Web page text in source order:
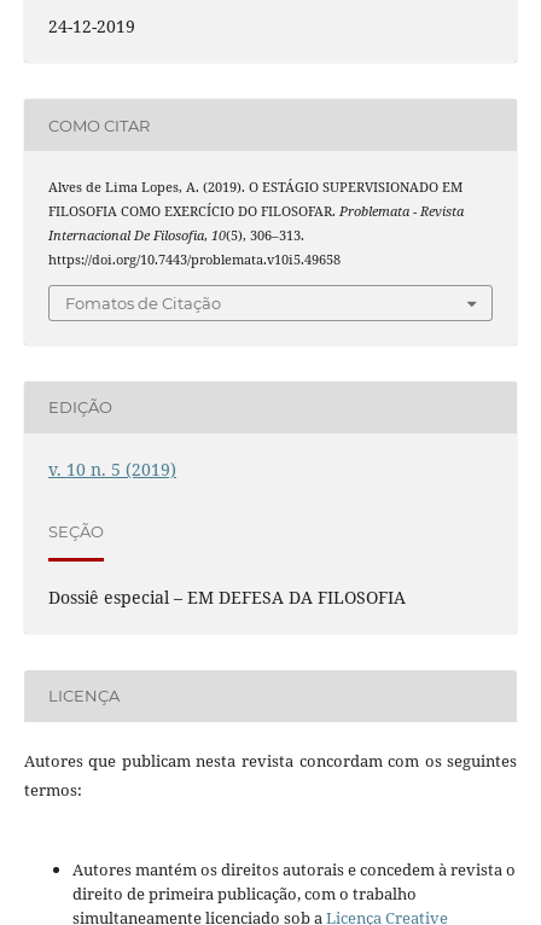
24-12-2019
COMO CITAR
Alves de Lima Lopes, A. (2019). O ESTÁGIO SUPERVISIONADO EM
FILOSOFIA COMO EXERCÍCIO DO FILOSOFAR. Problemata - Revista
Internacional De Filosofia, 10(5), 306–313.
https://doi.org/10.7443/problemata.v10i5.49658
Fomatos de Citação
EDIÇÃO
v. 10 n. 5 (2019)
SEÇÃO
Dossiê especial – EM DEFESA DA FILOSOFIA
LICENÇA
Autores que publicam nesta revista concordam com os seguintes
termos:
Autores mantém os direitos autorais e concedem à revista o
direito de primeira publicação, com o trabalho
simultaneamente licenciado sob aLicença Creative